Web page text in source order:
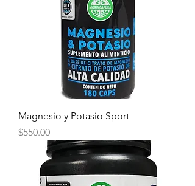
Magnesio y Potasio Sport
Precio
$550.00